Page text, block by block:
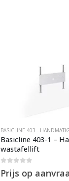
Basicline 403-1 –
wastafellift
out of 5
Prijs op